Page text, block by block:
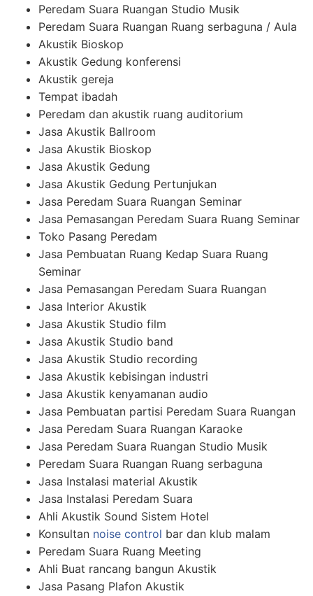
Peredam Suara Ruangan Studio Musik
Peredam Suara Ruangan Ruang serbaguna / Aula
Akustik Bioskop
Akustik Gedung konferensi
Akustik gereja
Tempat ibadah
Peredam dan akustik ruang auditorium
Jasa Akustik Ballroom
Jasa Akustik Bioskop
Jasa Akustik Gedung
Jasa Akustik Gedung Pertunjukan
Jasa Peredam Suara Ruangan Seminar
Jasa Pemasangan Peredam Suara Ruang Seminar
Toko Pasang Peredam
Jasa Pembuatan Ruang Kedap Suara Ruang
Seminar
Jasa Pemasangan Peredam Suara Ruangan
Jasa Interior Akustik
Jasa Akustik Studio film
Jasa Akustik Studio band
Jasa Akustik Studio recording
Jasa Akustik kebisingan industri
Jasa Akustik kenyamanan audio
Jasa Pembuatan partisi Peredam Suara Ruangan
Jasa Peredam Suara Ruangan Karaoke
Jasa Peredam Suara Ruangan Studio Musik
Peredam Suara Ruangan Ruang serbaguna
Jasa Instalasi material Akustik
Jasa Instalasi Peredam Suara
Ahli Akustik Sound Sistem Hotel
Konsultan noise control bar dan klub malam
Peredam Suara Ruang Meeting
Ahli Buat rancang bangun Akustik
Jasa Pasang Plafon Akustik